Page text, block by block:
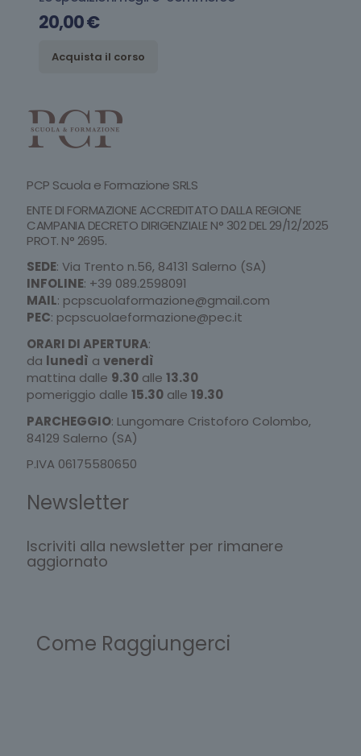
20,00€
Acquista il corso
PCP Scuola e Formazione SRLS
ENTE DI FORMAZIONE ACCREDITATO DALLA REGIONE
CAMPANIA DECRETO DIRIGENZIALE N° 302 DEL 29/12/2025
PROT. N° 2695.
SEDE: Via Trento n.56, 84131 Salerno (SA)
INFOLINE: +39 089.2598091
MAIL: pcpscuolaformazione@gmail.com
PEC: pcpscuolaeformazione@pec.it
ORARI DI APERTURA:
da lunedì a venerdì
mattina dalle 9.30 alle 13.30
pomeriggio dalle 15.30 alle 19.30
PARCHEGGIO: Lungomare Cristoforo Colombo,
84129 Salerno (SA)
P.IVA 06175580650
Newsletter
Iscriviti alla newsletter per rimanere
aggiornato
Come Raggiungerci